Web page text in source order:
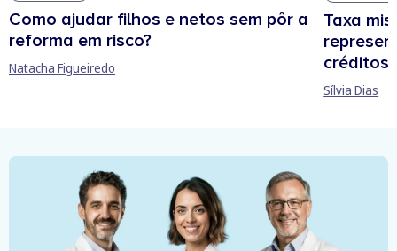
Como ajudar filhos e netos sem pôr a
reforma em risco?
Natacha Figueiredo
Taxa
créditos
Sílvia Dias